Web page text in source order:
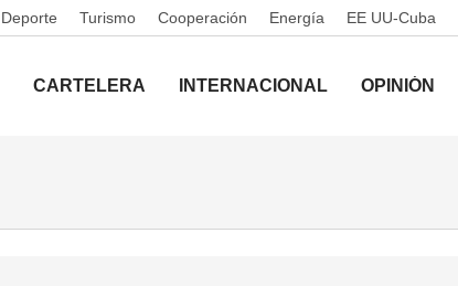
Deporte Turismo Cooperación Energía EE UU-Cuba
CARTELERA INTERNACIONAL OPINIÓN